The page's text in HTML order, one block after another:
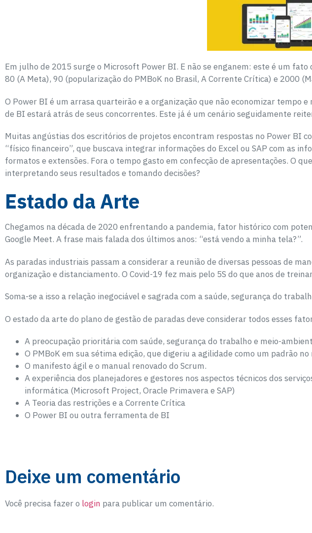
Em julho de 2015 surge o Microsoft Power BI. E não se enganem: este é um
80 (A Meta), 90 (popularização do PMBoK no Brasil, A Corrente Crítica) e 2000
O Power BI é um arrasa quarteirão e a organização que não economizar
de BI estará atrás de seus concorrentes. Este já é um cenário seguidamente
Muitas angústias dos escritórios de projetos encontram respostas no Power BI
“físico financeiro”, que buscava integrar informações do Excel ou SAP com as
formatos e extensões. Fora o tempo gasto em confecção de apresentações. O
interpretando seus resultados e tomando decisões?
Estado da Arte
Chegamos na década de 2020 enfrentando a pandemia, fator histórico com
Google Meet. A frase mais falada dos últimos anos: “está vendo a minha tela?”.
As paradas industriais passam a considerar a reunião de diversas pessoas de
organização e distanciamento. O Covid-19 fez mais pelo 5S do que anos de
Soma-se a isso a relação inegociável e sagrada com a saúde, segurança do
O estado da arte do plano de gestão de paradas deve considerar todos esses
A preocupação prioritária com saúde, segurança do trabalho e meio-
O PMBoK em sua sétima edição, que digeriu a agilidade como um padrão
O manifesto ágil e o manual renovado do Scrum.
A experiência dos planejadores e gestores nos aspectos técnicos dos
informática (Microsoft Project, Oracle Primavera e SAP)
A Teoria das restrições e a Corrente Crítica
O Power BI ou outra ferramenta de BI
Deixe um comentário
Você precisa fazer o login para publicar um comentário.